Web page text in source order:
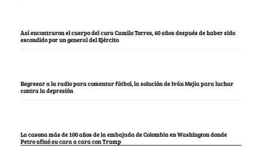
Así encontraron el cuerpo del cura Camilo Torres, 60 años después de haber sido
escondido por un general del Ejército
Regresar a la radio para comentar fútbol, la solución de Iván Mejía para luchar
contra la depresión
La casona más de 100 años de la embajada de Colombia en Washington donde
Petro afinó su cara a cara con Trump